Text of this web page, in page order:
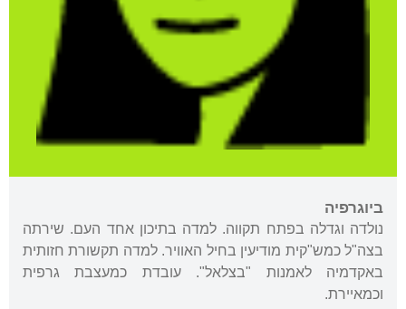
ביוגרפיה
נולדה וגדלה בפתח תקווה. למדה בתיכון אחד העם. שירתה
בצה"ל כמש"קית מודיעין בחיל האוויר. למדה תקשורת חזותית
באקדמיה לאמנות "בצלאל". עובדת כמעצבת גרפית
וכמאיירת.